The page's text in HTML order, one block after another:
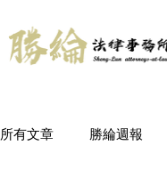
所有文章 勝綸週報